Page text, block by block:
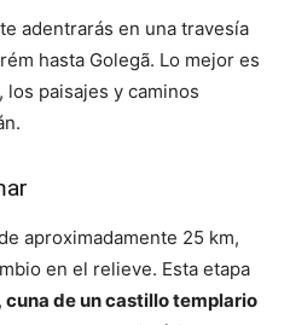
adentrarás en una travesía
hasta Golegã. Lo mejor es
los paisajes y caminos
aproximadamente 25 km,
en el relieve. Esta etapa
cuna de un castillo templario